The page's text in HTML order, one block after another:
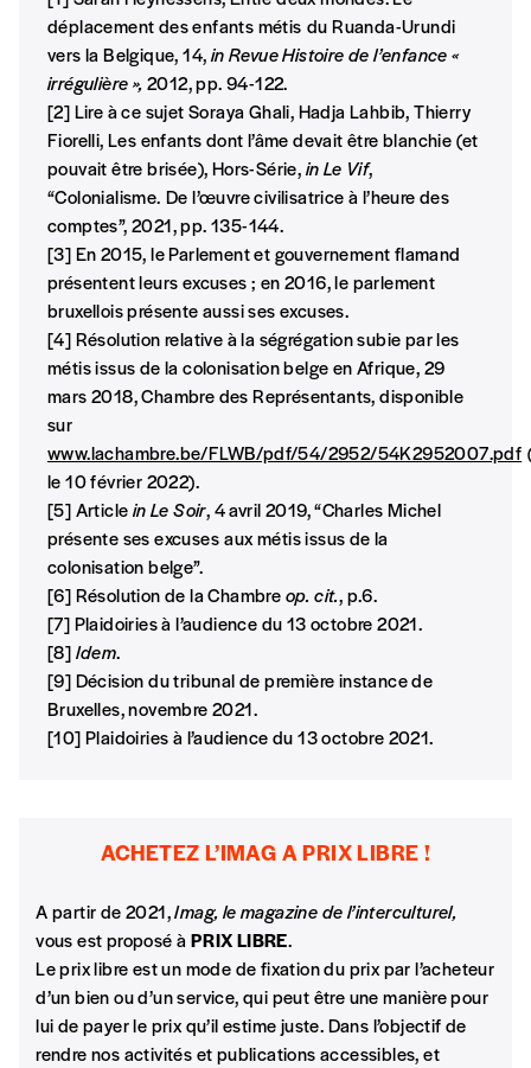
déplacement des enfants métis du Ruanda-Urundi
vers la Belgique, 14,in Revue Histoire de l’enfance «
irrégulière »,2012, pp. 94-122.
[2] Lire à ce sujet Soraya Ghali, Hadja Lahbib, Thierry
Fiorelli, Les enfants dont l’âme devait être blanchie (et
pouvait être brisée), Hors-Série,in Le Vif,
“Colonialisme. De l’œuvre civilisatrice à l’heure des
comptes”, 2021, pp. 135-144.
[3] En 2015, le Parlement et gouvernement flamand
présentent leurs excuses ; en 2016, le parlement
bruxellois présente aussi ses excuses.
[4] Résolution relative à la ségrégation subie par les
métis issus de la colonisation belge en Afrique, 29
mars 2018, Chambre des Représentants, disponible
sur
www.lachambre.be/FLWB/pdf/54/2952/54K2952007.pdf
le 10 février 2022).
[5] Articlein Le Soir, 4 avril 2019, “Charles Michel
présente ses excuses aux métis issus de la
colonisation belge”.
[6] Résolution de la Chambreop. cit., p.6.
[7] Plaidoiries à l’audience du 13 octobre 2021.
[8]Idem.
[9] Décision du tribunal de première instance de
Bruxelles, novembre 2021.
[10] Plaidoiries à l’audience du 13 octobre 2021.
ACHETEZ L’IMAG A PRIX LIBRE !
A partir de 2021,Imag, le magazine de l’interculturel,
vous est proposé à PRIX LIBRE.
Le prix libre est un mode de fixation du prix par l’acheteur
d’un bien ou d’un service, qui peut être une manière pour
lui de payer le prix qu’il estime juste. Dans l’objectif de
rendre nos activités et publications accessibles, et